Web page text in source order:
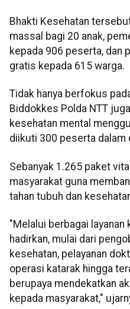
Bhakti Kesehatan
massal bagi 20 anak,
kepada 906 peserta, dan
gratis kepada 615 warga.
Tidak hanya berfokus
Biddokkes Polda NTT
kesehatan mental
diikuti 300 peserta dalam
Sebanyak 1.265 paket
masyarakat guna
tahan tubuh dan
"Melalui berbagai layanan
hadirkan, mulai dari
kesehatan, pelayanan
operasi katarak hingga
berupaya mendekatkan
kepada masyarakat,"